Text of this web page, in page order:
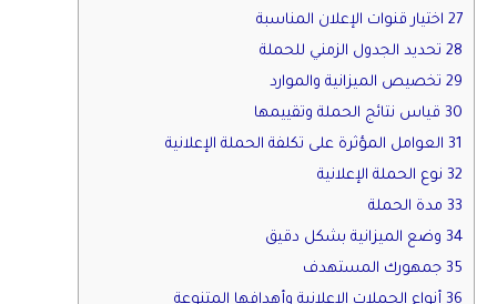
27 اختيار قنوات الإعلان المناسبة
28 تحديد الجدول الزمني للحملة
29 تخصيص الميزانية والموارد
30 قياس نتائج الحملة وتقييمها
31 العوامل المؤثرة على تكلفة الحملة الإعلانية
32 نوع الحملة الإعلانية
33 مدة الحملة
34 وضع الميزانية بشكل دقيق
35 جمهورك المستهدف
36 أنواع الحملات الإعلانية وأهدافها المتنوعة